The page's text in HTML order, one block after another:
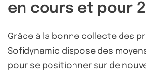
en cours et pour
Grâce à la bonne collecte des
Sofidynamic dispose des
pour se positionner sur de